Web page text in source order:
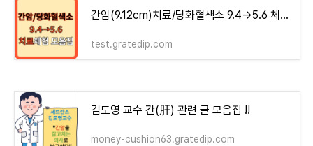
간암(9.12cm)치료/당화혈색소 9.4→5.6 체험기 모음집 - money-health
test.gratedip.com
김도영 교수 간(肝) 관련 글 모음집 !!
money-cushion63.gratedip.com